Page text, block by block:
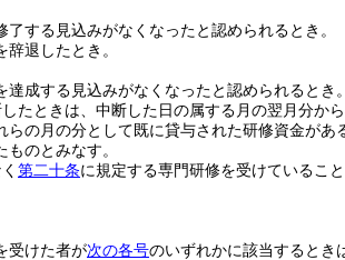
する見込みがなくなったと認められるとき。
退したとき。
成する見込みがなくなったと認められるとき。
たときは、中断した日の属する月の翌月分か
らの月の分として既に貸与された研修資金が
のとみなす。
第二十条に規定する専門研修を受けているこ
受けた者が次の各号のいずれかに該当するとき